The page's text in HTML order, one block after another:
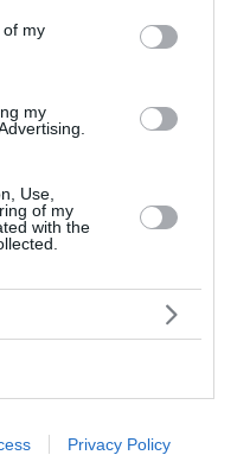
of my
my
Use,
of my
with the
Privacy Policy
της Πάρου,
στις 20:00 !